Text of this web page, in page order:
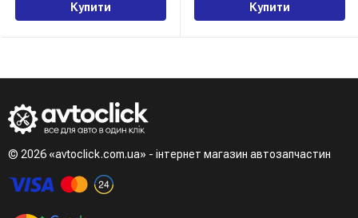
Купити Купити
© 2026 «avtoclick.com.ua» - інтернет магазин автозапчастин